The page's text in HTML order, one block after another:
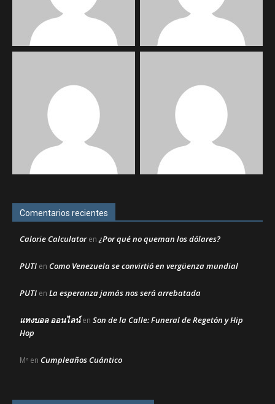
Comentarios recientes
Calorie Calculatoren¿Por qué no queman los dólares?
PUTI en Como Venezuela se convirtió en vergüenza mundial
PUTI en La esperanza jamás nos será arrebatada
แทงบอล ออนไลน์en Son de la Calle: Funeral de Regetón y Hip
Hop
Mª en Cumpleaños Cuántico